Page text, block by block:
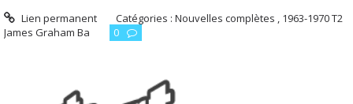
Lien permanent Catégories :Nouvelles complètes , 1963-1970 T2
James Graham Ba
0